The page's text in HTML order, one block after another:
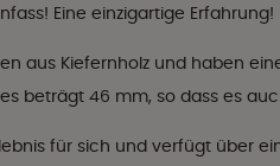
Eine einzigartige Erfahrung!
aus Kiefernholz und haben
beträgt 46 mm, so dass es
für sich und verfügt über